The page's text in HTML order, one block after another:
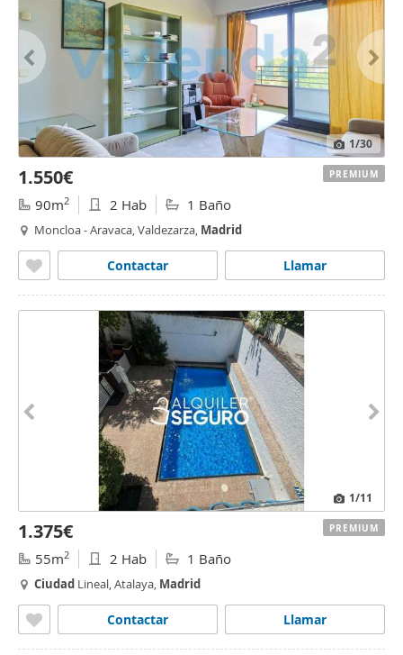
1/30
1.550€
90m2 2 Hab 1 Baño
Moncloa - Aravaca, Valdezarza, Madrid
Llamar
Contactar
PREMIUM
1/11
1.375€
55m2 2 Hab 1 Baño
Ciudad Lineal, Atalaya, Madrid
Llamar
Contactar
PREMIUM